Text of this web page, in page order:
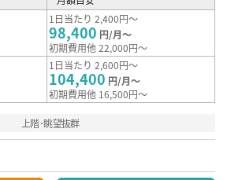
1日当たり 2,400円～
98,400 円/月～
初期費用他 22,000円～
1日当たり 2,600円～
104,400 円/月～
初期費用他 16,500円～
上階･眺望抜群